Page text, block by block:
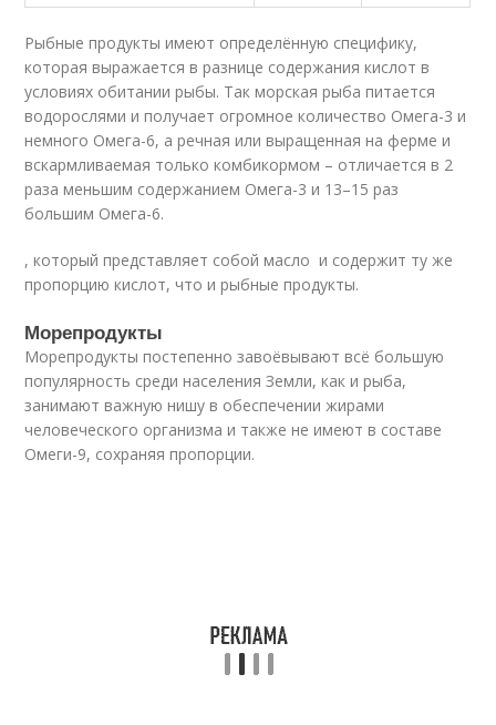
Рыбные продукты имеют определённую специфику,
которая выражается в разнице содержания кислот в
условиях обитании рыбы. Так морская рыба питается
водорослями и получает огромное количество Омега-3 и
немного Омега-6, а речная или выращенная на ферме и
вскармливаемая только комбикормом – отличается в 2
раза меньшим содержанием Омега-3 и 13–15 раз
большим Омега-6.
, который представляет собой масло и содержит ту же
пропорцию кислот, что и рыбные продукты.
Морепродукты
Морепродукты постепенно завоёвывают всё большую
популярность среди населения Земли, как и рыба,
занимают важную нишу в обеспечении жирами
человеческого организма и также не имеют в составе
Омеги-9, сохраняя пропорции.